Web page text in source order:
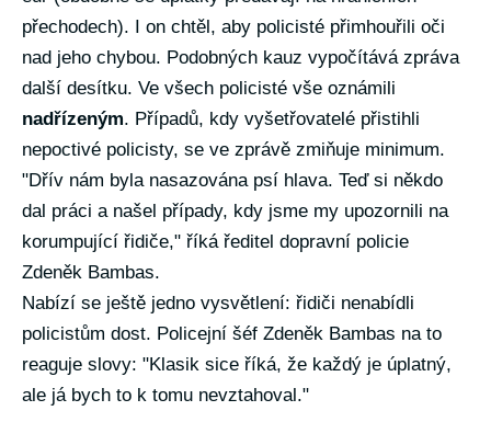
přechodech). I on chtěl, aby policisté přimhouřili oči
nad jeho chybou. Podobných kauz vypočítává zpráva
další desítku. Ve všech policisté vše oznámili
nadřízeným. Případů, kdy vyšetřovatelé přistihli
nepoctivé policisty, se ve zprávě zmiňuje minimum.
"Dřív nám byla nasazována psí hlava. Teď si někdo
dal práci a našel případy, kdy jsme my upozornili na
korumpující řidiče," říká ředitel dopravní policie
Zdeněk Bambas.
Nabízí se ještě jedno vysvětlení: řidiči nenabídli
policistům dost. Policejní šéf Zdeněk Bambas na to
reaguje slovy: "Klasik sice říká, že každý je úplatný,
ale já bych to k tomu nevztahoval."